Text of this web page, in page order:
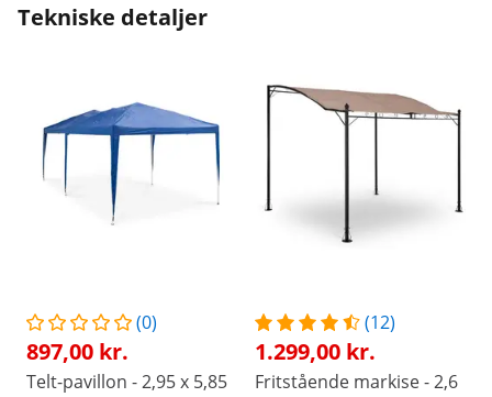
Tekniske detaljer
(0)
897,00 kr.
Telt-pavillon - 2,95 x 5,85
(12)
1.299,00 kr.
Fritstående markise - 2,6